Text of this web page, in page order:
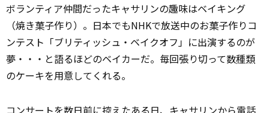
ボランティア仲間だったキャサリンの趣味はベイキング
（焼き菓子作り）。日本でもNHKで放送中のお菓子作りコ
ンテスト「ブリティッシュ・ベイクオフ」に出演するのが
夢・・・と語るほどのベイカーだ。毎回張り切って数種類
のケーキを用意してくれる。
コンサートを数日前に控えたある日、キャサリンから電話